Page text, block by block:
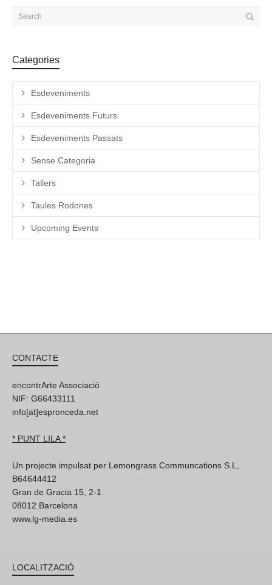
Categories
Esdeveniments
Esdeveniments Futurs
Esdeveniments Passats
Sense Categoria
Tallers
Taules Rodones
Upcoming Events
CONTACTE
encontrArte Associació
NIF: G66433111
info[at]espronceda.net
* PUNT LILA *
Un projecte impulsat per Lemongrass Communcations S.L,
B64644412
Gran de Gracia 15, 2-1
08012 Barcelona
www.lg-media.es
LOCALITZACIÓ